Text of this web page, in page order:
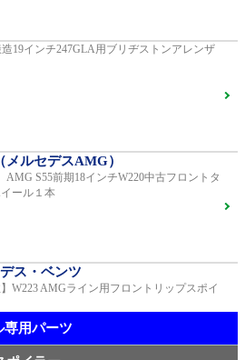
モデル 車検 走行23,500km
ロルフハルトゲ20インチアルミホイール
タイヤ美品】ピレリPゼロネロ255/30/20 5分山1
（TY005）
デス・ベンツ
fMⅡ Monoblock 20インチ メルセデスベンツ
W213 E53用（405）
造19インチ247GLA用ブリヂストンアレンザ
メルセデスAMG）
AMG S55前期18インチW220中古フロントタ
ール１本
ス・ベンツ
】W223 AMGライン用フロントリップスポイ
専用パーツ